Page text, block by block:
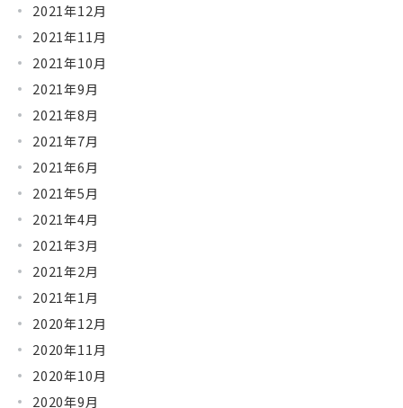
2021年12月
2021年11月
2021年10月
2021年9月
2021年8月
2021年7月
2021年6月
2021年5月
2021年4月
2021年3月
2021年2月
2021年1月
2020年12月
2020年11月
2020年10月
2020年9月